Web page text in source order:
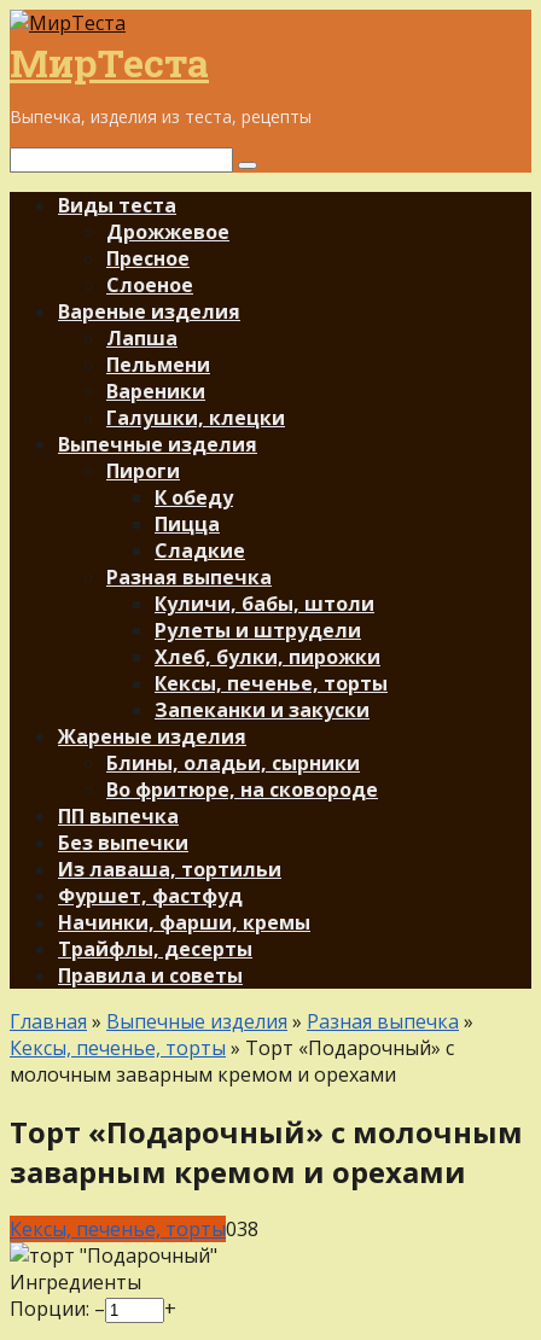
Перейти
к
контенту
МирТеста
Выпечка, изделия из теста, рецепты
Поиск:
Виды теста
Дрожжевое
Пресное
Слоеное
Вареные изделия
Лапша
Пельмени
Вареники
Галушки, клецки
Выпечные изделия
Пироги
К обеду
Пицца
Сладкие
Разная выпечка
Куличи, бабы, штоли
Рулеты и штрудели
Хлеб, булки, пирожки
Кексы, печенье, торты
Запеканки и закуски
Жареные изделия
Блины, оладьи, сырники
Во фритюре, на сковороде
ПП выпечка
Без выпечки
Из лаваша, тортильи
Фуршет, фастфуд
Начинки, фарши, кремы
Трайфлы, десерты
Правила и советы
Главная » Выпечные изделия » Разная выпечка »
Кексы, печенье, торты » Торт «Подарочный» с
молочным заварным кремом и орехами
Торт «Подарочный» с молочным
заварным кремом и орехами
Кексы, печенье, торты038
Ингредиенты
Порции: –
+